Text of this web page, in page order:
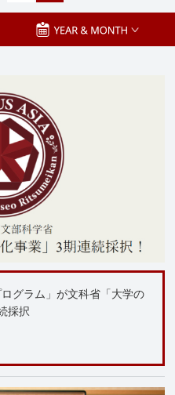
グラム」が文科省「大学の
採択